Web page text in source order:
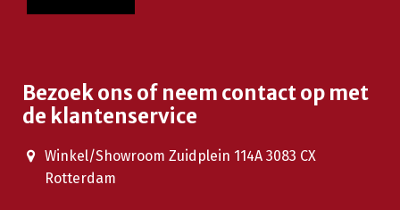
Bezoek ons of neem contact op met
de klantenservice
Winkel/Showroom Zuidplein 114A 3083 CX
Rotterdam